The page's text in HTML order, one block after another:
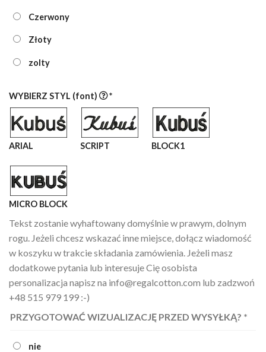
Czerwony
Złoty
zolty
WYBIERZ STYL (font) *
ARIAL SCRIPT BLOCK1
MICRO BLOCK
Tekst zostanie wyhaftowany domyślnie w prawym, dolnym
rogu. Jeżeli chcesz wskazać inne miejsce, dołącz wiadomość
w koszyku w trakcie składania zamówienia. Jeżeli masz
dodatkowe pytania lub interesuje Cię osobista
personalizacja napisz na info@regalcotton.com lub zadzwoń
+48 515 979 199 :-)
PRZYGOTOWAĆ WIZUALIZACJĘ PRZED WYSYŁKĄ? *
nie